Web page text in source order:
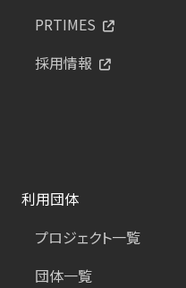
PRTIMES
採用情報
利用団体
プロジェクト一覧
団体一覧